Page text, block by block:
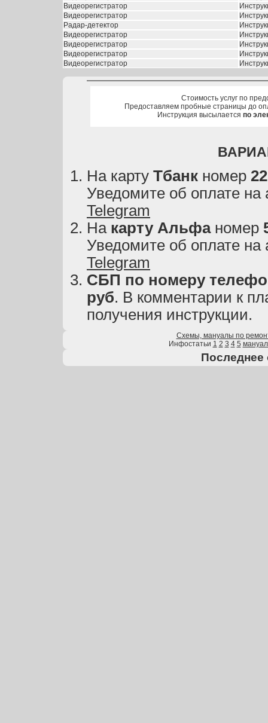
Видеорегистратор
Видеорегистратор
Радар-детектор
Видеорегистратор
Видеорегистратор
Видеорегистратор
Видеорегистратор
Стоимость услуг по
Предоставляем пробные страницы до
Инструкция высылается по
На карту Тбанк номер
Уведомите об оплате на
Telegram
На карту Альфаномер
Уведомите об оплате на
Telegram
СБП по номеру
руб. В комментарии к
получения инструкции.
Схемы, мануалы по
Инфостатьи 1 2 3 4 5